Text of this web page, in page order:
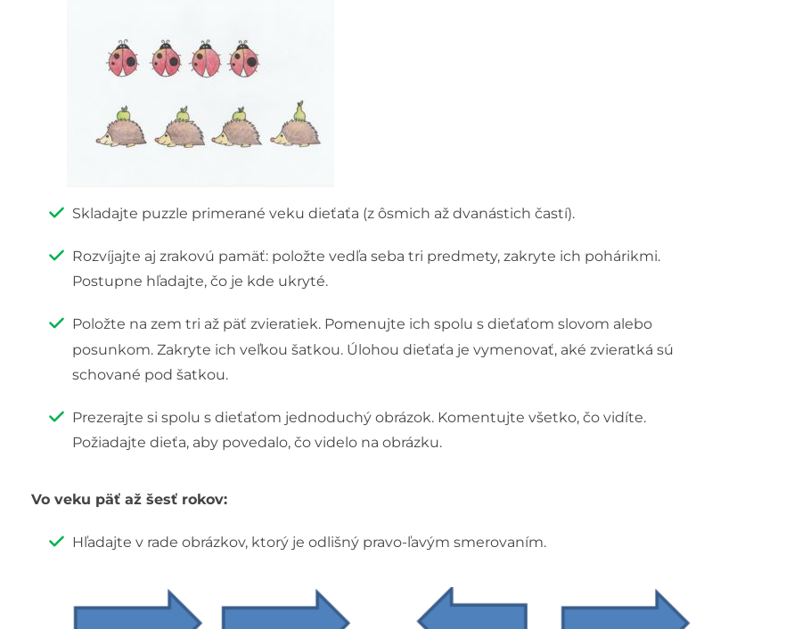
Skladajte puzzle primerané veku dieťaťa (z ôsmich až dvanástich častí).
Rozvíjajte aj zrakovú pamäť: položte vedľa seba tri predmety, zakryte ich pohárikmi.
Postupne hľadajte, čo je kde ukryté.
Položte na zem tri až päť zvieratiek. Pomenujte ich spolu s dieťaťom slovom alebo
posunkom. Zakryte ich veľkou šatkou. Úlohou dieťaťa je vymenovať, aké zvieratká sú
schované pod šatkou.
Prezerajte si spolu s dieťaťom jednoduchý obrázok. Komentujte všetko, čo vidíte.
Požiadajte dieťa, aby povedalo, čo videlo na obrázku.
Vo veku päť až šesť rokov:
Hľadajte v rade obrázkov, ktorý je odlišný pravo-ľavým smerovaním.